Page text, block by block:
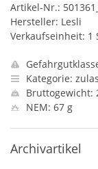
Artikel-Nr.:
Hersteller: Lesli
Verkaufseinheit: 1
Kategorie:
Bruttogewicht:
NEM: 67 g
Archivartikel